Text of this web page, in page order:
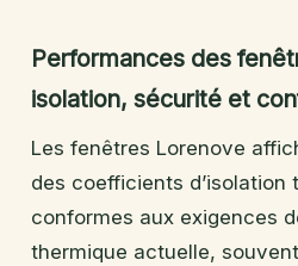
Performances des
isolation, sécurité et
Les fenêtres Lorenove
des coefficients d’isolation
conformes aux exigences
thermique actuelle,